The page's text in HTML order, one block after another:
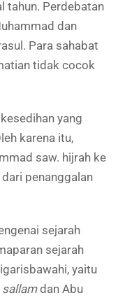
tahun. Perdebatan
dan
Para sahabat
tidak cocok
yang
karena itu,
saw. hijrah ke
penanggalan
sejarah
sejarah
yaitu
sallamdan Abu